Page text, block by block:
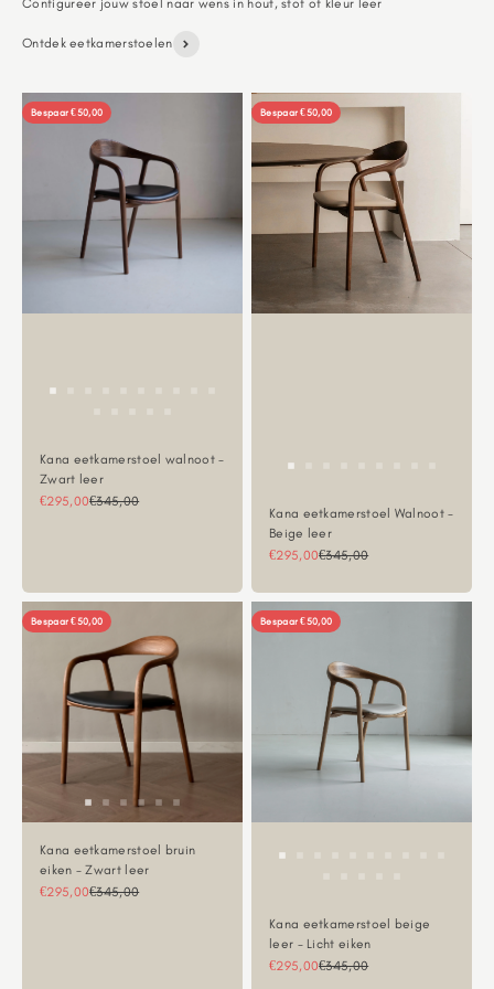
Ontdek eetkamerstoelen
Bespaar €50,00
Kana eetkamerstoel walnoot -
Zwart leer
Aanbiedingsprijs
€295,00Normale prijs
€345,00
Bespaar €50,00
Kana eetkamerstoel Walnoot -
Beige leer
Aanbiedingsprijs
€295,00Normale prijs
€345,00
Bespaar €50,00
Kana eetkamerstoel bruin
eiken - Zwart leer
Aanbiedingsprijs
€295,00Normale prijs
€345,00
Bespaar €50,00
Kana eetkamerstoel beige
leer - Licht eiken
Aanbiedingsprijs
€295,00Normale prijs
€345,00